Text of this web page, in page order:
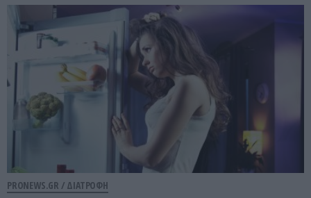
PRONEWS.GR / ΔΙΑΤΡΟΦΗ